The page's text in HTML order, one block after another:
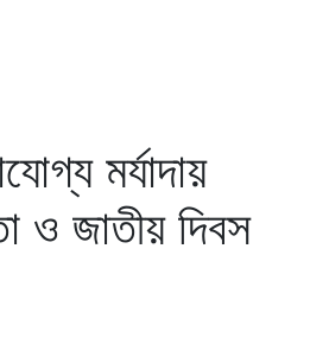
মর্যাদায়
ও জাতীয় দিবস